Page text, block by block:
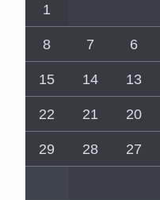
1
6
7
8
13
14
15
20
21
22
27
28
29